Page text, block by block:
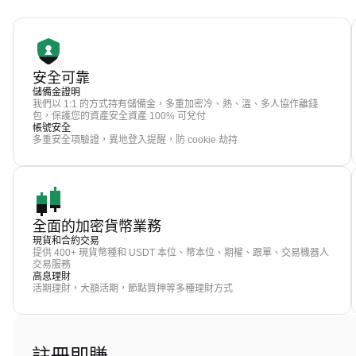
安全可靠
儲備金證明
我們以 1:1 的方式持有儲備金，多重加密冷、熱、溫、多人協作離錢
包，保護您的資產安全資產 100% 可兌付
帳號安全
多重安全項驗證，異地登入提醒，防 cookie 劫持
全面的加密貨幣業務
現貨和合約交易
提供 400+ 現貨幣種和 USDT 本位、幣本位、期權、跟單、交易機器人
交易服務
高息理財
活期理財，大額活期，節點質押等多種理財方式